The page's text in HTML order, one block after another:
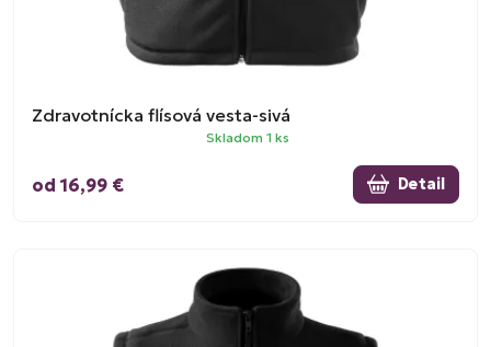
Zdravotnícka flísová vesta-sivá
Skladom 1 ks
od 16,99 € Detail